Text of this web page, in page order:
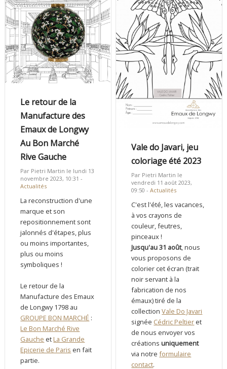
Le retour de la
Manufacture des
Emaux de Longwy
Au Bon Marché
Rive Gauche
Par Pietri Martin le lundi 13
novembre 2023, 10:31 -
Actualités
La reconstruction d'une
marque et son
repositionnement sont
jalonnés d'étapes, plus
ou moins importantes,
plus ou moins
symboliques !
Le retour de la
Manufacture des Emaux
de Longwy 1798 au
GROUPE BON MARCHÉ :
Le Bon Marché Rive
Gauche et La Grande
Epicerie de Paris en fait
partie.
Vale do Javari, jeu
coloriage été 2023
Par Pietri Martin le
vendredi 11 août 2023,
09:50 -Actualités
C'est l'été, les vacances,
à vos crayons de
couleur, feutres,
pinceaux !
Jusqu'au 31 août, nous
vous proposons de
colorier cet écran (trait
noir servant à la
fabrication de nos
émaux) tiré de la
collectionVale Do Javari
signée Cédric Peltier et
de nous envoyer vos
créationsuniquement
via notreformulaire
contact.